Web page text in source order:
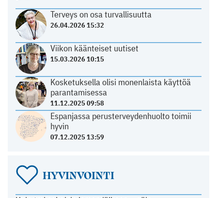
Terveys on osa turvallisuutta
26.04.2026 15:32
Viikon käänteiset uutiset
15.03.2026 10:15
Kosketuksella olisi monenlaista käyttöä
parantamisessa
11.12.2025 09:58
Espanjassa perusterveydenhuolto toimii
hyvin
07.12.2025 13:59
HYVINVOINTI